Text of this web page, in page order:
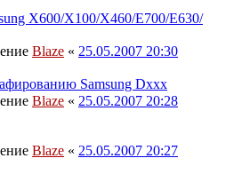
X600/X100/X460/E700/Е630/
Blaze « 25.05.2007 20:30
Samsung Dxxx
Blaze « 25.05.2007 20:28
Blaze « 25.05.2007 20:27